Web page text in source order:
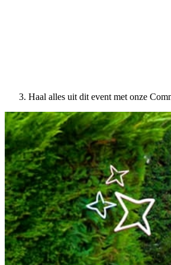
Haal alles uit dit event met onze